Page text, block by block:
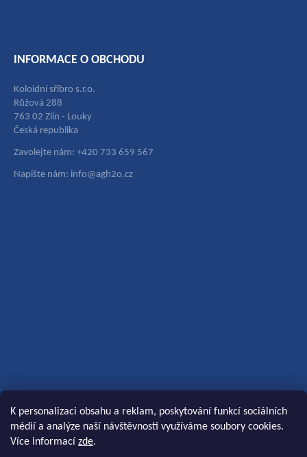
K personalizaci obsahu a reklam, poskytování funkcí sociálních
médií a analýze naší návštěvnosti využíváme soubory cookies.
Více informací zde.
INFORMACE O OBCHODU
Koloidní sříbro s.r.o.
Růžová 288
763 02 Zlín - Louky
Česká republika
Zavolejte nám: +420 733 659 567
Napište nám: info@agh2o.cz